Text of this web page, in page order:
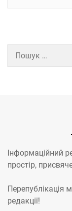
Інформаційний
простір,
Перепублікація
редакції!